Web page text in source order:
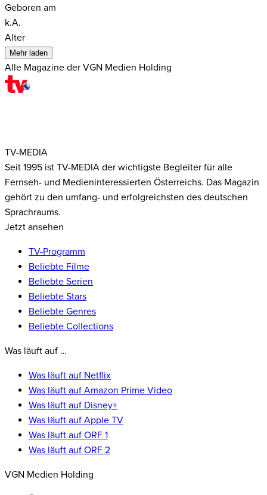
Geboren am
k.A.
Alter
Mehr laden
Alle Magazine der VGN Medien Holding
TV-MEDIA
Seit 1995 ist TV-MEDIA der wichtigste Begleiter für alle
Fernseh- und Medieninteressierten Österreichs. Das Magazin
gehört zu den umfang- und erfolgreichsten des deutschen
Sprachraums.
Jetzt ansehen
TV-Programm
Beliebte Filme
Beliebte Serien
Beliebte Stars
Beliebte Genres
Beliebte Collections
Was läuft auf …
Was läuft auf Netflix
Was läuft auf Amazon Prime Video
Was läuft auf Disney+
Was läuft auf Apple TV
Was läuft auf ORF 1
Was läuft auf ORF 2
VGN Medien Holding